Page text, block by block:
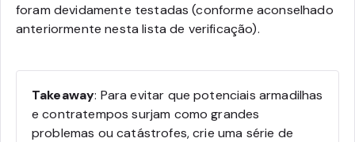
foram devidamente testadas (conforme aconselhado
anteriormente nesta lista de verificação).
Takeaway: Para evitar que potenciais armadilhas
e contratempos surjam como grandes
problemas ou catástrofes, crie uma série de